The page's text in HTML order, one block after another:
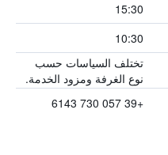
15:30
10:30
تختلف السياسات حسب
نوع الغرفة ومزود الخدمة.
+39 057 730 6143